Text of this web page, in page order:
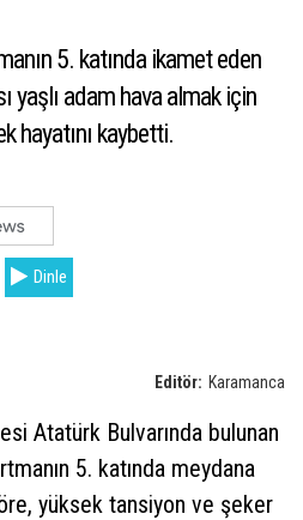
5. katında ikamet eden
yaşlı adam hava almak için
hayatını kaybetti.
Dinle
Editör: Karamanca
Atatürk Bulvarında bulunan
5. katında meydana
yüksek tansiyon ve şeker